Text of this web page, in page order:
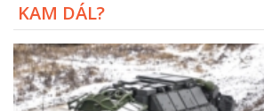
KAM DÁL?